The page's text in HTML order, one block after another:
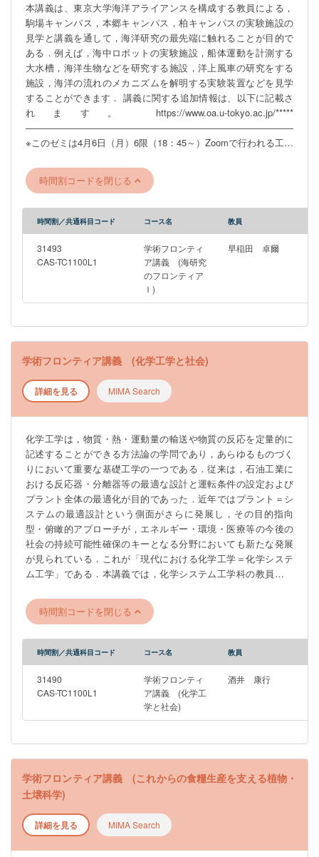
挙げるような、認識、行動、物理、情報、総合の５分野にわた
るテーマに関する講義と研究室見学を行う。具体的な講義の内
容の詳細と日程およびレポートの提出要領二関しては、掲示お
よび初回の講義で案内する。
―――――――――――――――――――――――――――――
※このゼミは4月6日（月）6限（18：45～）Zoomで行われる工学
部合同説明会への参加を予定しています。 ZoomのURLは後日
UTAS掲示板のお知らせにて周知いたします。
―――――――――――――――――――――――――――――
本講義は、東京大学海洋アライアンスを構成する教員による，
駒場キャンパス，本郷キャンパス，柏キャンパスの実験施設の
見学と講義を通して，海洋研究の最先端に触れることが目的で
ある．例えば，海中ロボットの実験施設，船体運動を計測する
大水槽，海洋生物などを研究する施設，洋上風車の研究をする
施設，海洋の流れのメカニズムを解明する実験装置などを見学
することができます． 講義に関する追加情報は、以下に記載さ
れます。 https://www.oa.u-tokyo.ac.jp/*****
―――――――――――――――――――――――――――――
※このゼミは4月6日（月）6限（18：45～）Zoomで行われる工学
UTAS掲示板のお知らせにて周知いたします。
―――――――――――――――――――――――――――――
時間割コードを閉じる
時間割／共通科目コード コース名 教員
31493
CAS-TC1100L1
学術フロンティ
ア講義 (海研究
のフロンティア
Ｉ)
早稲田 卓爾
学術フロンティア講義 (化学工学と社会)
詳細を見る MIMA Search
化学工学は，物質・熱・運動量の輸送や物質の反応を定量的に
記述することができる方法論の学問であり，あらゆるものづく
りにおいて重要な基礎工学の一つである．従来は，石油工業に
おける反応器・分離器等の最適な設計と運転条件の設定および
プラント全体の最適化が目的であった．近年ではプラント＝シ
ステムの最適設計という側面がさらに発展し，その目的指向
型・俯瞰的アプローチが，エネルギー・環境・医療等の今後の
社会の持続可能性確保のキーとなる分野においても新たな発展
が見られている．これが「現代における化学工学＝化学システ
ム工学」である．本講義では，化学システム工学科の教員がフ
OGを外部講師として招き，化学工学や化学システムの方法論や
考え方が，実社会でどのように役に立っているか，について講
している．
―――――――――――――――――――――――――――――
※このゼミは4月6日（月）6限（18：45～）Zoomで行われる工学
部合同説明会への参加を予定しています。 ZoomのURLは後日
UTAS掲示板のお知らせにて周知いたします。
―――――――――――――――――――――――――――――
時間割コードを閉じる
時間割／共通科目コード コース名 教員
31490
CAS-TC1100L1
学術フロンティ
ア講義 (化学工
学と社会)
酒井 康行
学術フロンティア講義 (これからの食糧生産を支える植物・
土壌科学)
詳細を見る MIMA Search